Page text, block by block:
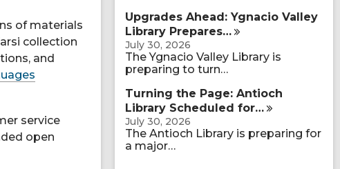
of materials
collection
and
service
open
y
Upgrades Ahead: Ygnacio Valley
Library Prepares…
July 30, 2026
The Ygnacio Valley Library is
preparing to turn…
Turning the Page: Antioch
Library Scheduled for…
July 30, 2026
The Antioch Library is preparing for
a major…